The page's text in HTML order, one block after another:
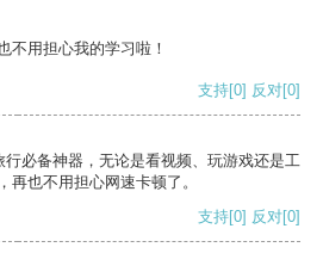
不用担心我的学习啦！
支持[0] 反对[0]
必备神器，无论是看视频、玩游戏还是工
再也不用担心网速卡顿了。
支持[0] 反对[0]